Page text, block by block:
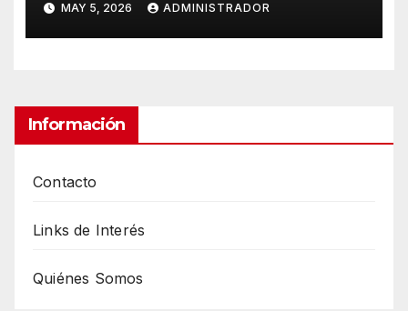
MAY 5, 2026 ADMINISTRADOR
Información
Contacto
Links de Interés
Quiénes Somos